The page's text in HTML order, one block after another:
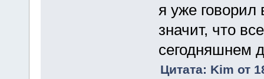
я уже говорил
значит, что
сегодняшнем
Цитата: Kim от